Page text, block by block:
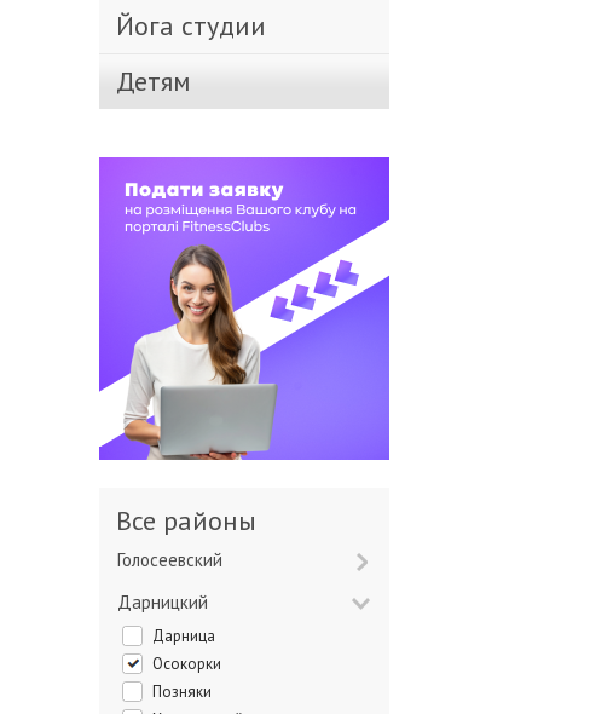
Йога студии
Детям
Все районы
Голосеевский
Дарницкий
Дарница
Осокорки
Позняки